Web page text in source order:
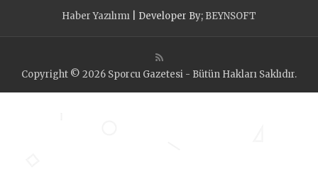
Haber Yazılımı | Developer By; BEYNSOFT
Copyright © 2026 Sporcu Gazetesi - Bütün Hakları Saklıdır.